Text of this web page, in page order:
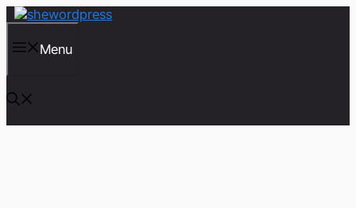
컨
츠
건
너
뛰
기
Menu